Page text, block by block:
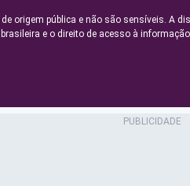
origem pública e não são sensíveis. A
e o direito de acesso à